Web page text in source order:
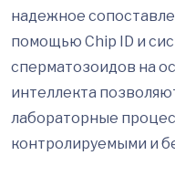
надежное
помощью Chip ID и
сперматозоидов на
интеллекта
лабораторные
контролируемыми и